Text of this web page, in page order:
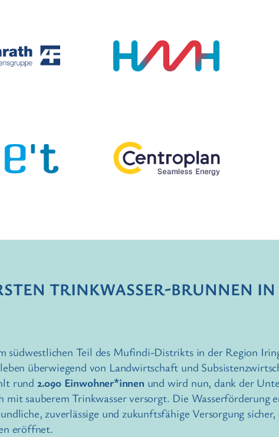
TRINKWASSER-BRUNNEN
südwestlichen Teil des Mufindi-Distrikts in der Region
überwiegend von Landwirtschaft und
rund 2.090 Einwohner*innen und wird nun, dank der
mit sauberem Trinkwasser versorgt. Die Wasserförderung
zuverlässige und zukunftsfähige Versorgung
eröffnet.